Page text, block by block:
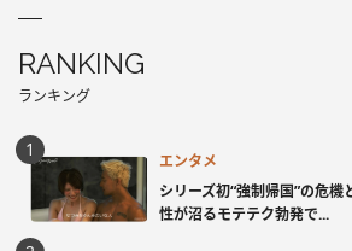
RANKING
ランキング
エンタメ
シリーズ初“強制帰国”の危
性が沼るモテテク勃発で...